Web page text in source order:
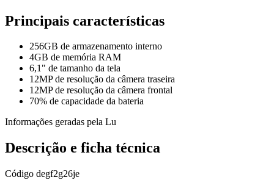
Principais características
256GB de armazenamento interno
4GB de memória RAM
6,1" de tamanho da tela
12MP de resolução da câmera traseira
12MP de resolução da câmera frontal
70% de capacidade da bateria
Informações geradas pela Lu
Descrição e ficha técnica
Código degf2g26je